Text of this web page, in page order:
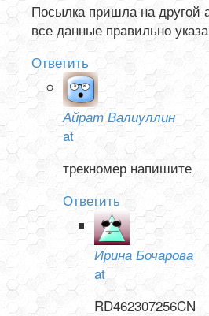
Посылка пришла на другой
все данные правильно
Ответить
Айрат Валиуллин
at
трекномер напишите
Ответить
Ирина Бочарова
at
RD462307256CN